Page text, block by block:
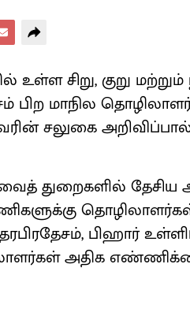
உள்ள சிறு, குறு
பிற மாநில
சலுகை
துறை​களில் தேசிய
பிஹார்
அதிக